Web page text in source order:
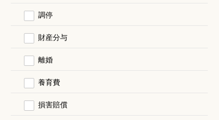
調停
財産分与
離婚
養育費
損害賠償